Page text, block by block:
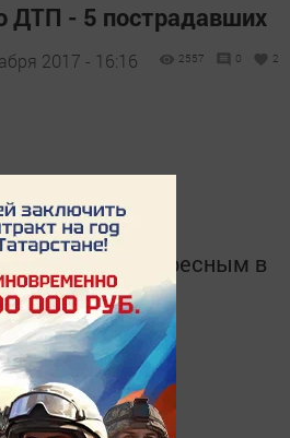
ДТП - 5 пострадавших
2017 - 16:16 2557 0 2
важным и интересным в
в
MАХ: